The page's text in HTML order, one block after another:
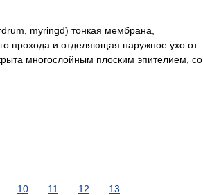
myringd) тонкая мембрана,
прохода и отделяющая наружное ухо от
многослойным плоским эпителием, со
10 11 12 13